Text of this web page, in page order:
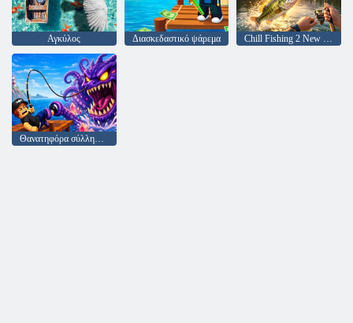
Αγκύλος Διασκεδαστικό ψάρεμα Chill Fishing 2 New Horizons
Θανατηφόρα σύλληψη!